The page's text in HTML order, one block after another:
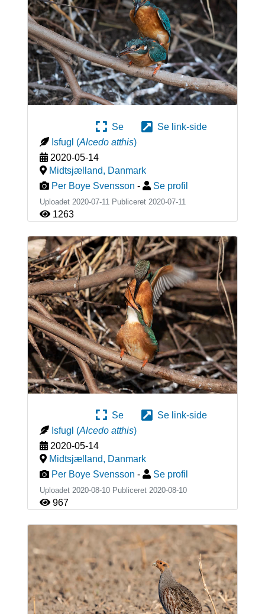
Se
Se link-side
Isfugl (Alcedo atthis)
2020-05-14
Midtsjælland, Danmark
Per Boye Svensson - Se profil
Uploadet 2020-07-11 Publiceret 2020-07-11
1263
Se
Se link-side
Isfugl (Alcedo atthis)
2020-05-14
Midtsjælland, Danmark
Per Boye Svensson - Se profil
Uploadet 2020-08-10 Publiceret 2020-08-10
967